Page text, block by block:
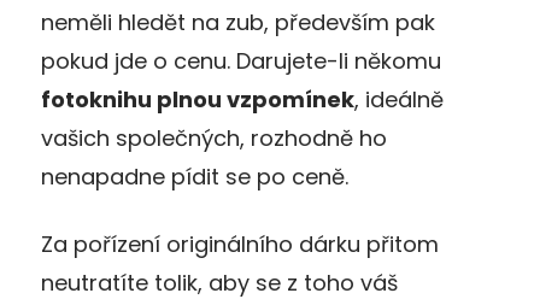
neměli hledět na zub, především pak
pokud jde o cenu. Darujete-li někomu
fotoknihu plnou vzpomínek, ideálně
vašich společných, rozhodně ho
nenapadne pídit se po ceně.
Za pořízení originálního dárku přitom
neutratíte tolik, aby se z toho váš